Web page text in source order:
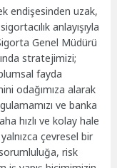
endişesinden uzak,
anlayışıyla
Genel Müdürü
stratejimizi;
fayda
odağımıza alarak
ve banka
hızlı ve kolay hale
çevresel bir
risk